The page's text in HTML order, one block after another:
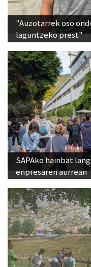
"Auzotarrek oso
laguntzeko prest"
SAPAko hainbat
enpresaren aurrean